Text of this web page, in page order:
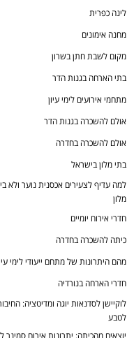
לינה כפרית
מחנה אימונים
מקום לשבת חתן בשרון
בתי הארחה בגנות הדר
מתחמי אירועים לימי עיון
אולם להשכרה בגנות הדר
אולם להשכרה בחדרה
בתי מלון בישראל
למה עדיף לצעירים אכסנית נוער ולא
מלון
חדרי אירוח יומיים
כיתה להשכרה בחדרה
מהם היתרונות של מתחם ייעודי לימי
חדרי הארחה בנורדיה
לוקיישן לסדנאות יוגה ומדיטציה:
לטבע